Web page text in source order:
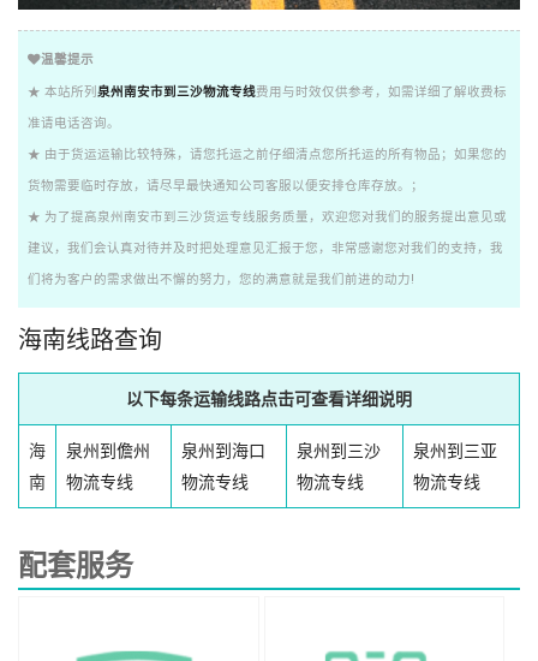
温馨提示
★ 本站所列 泉州南安市到三沙物流专线费用与时效仅供参考，如需详细了解收费标
准请电话咨询。
★ 由于货运运输比较特殊，请您托运之前仔细清点您所托运的所有物品；如果您的
货物需要临时存放，请尽早最快通知公司客服以便安排仓库存放。；
★ 为了提高泉州南安市到三沙货运专线服务质量，欢迎您对我们的服务提出意见或
建议，我们会认真对待并及时把处理意见汇报于您，非常感谢您对我们的支持，我
们将为客户的需求做出不懈的努力，您的满意就是我们前进的动力!
海南线路查询
以下每条运输线路点击可查看详细说明
海
南
泉州到儋州
物流专线
泉州到海口
物流专线
泉州到三沙
物流专线
泉州到三亚
物流专线
配套服务